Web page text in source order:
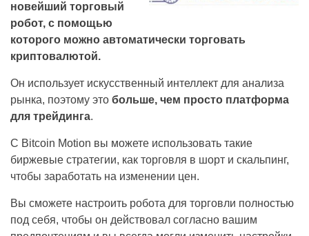
новейший торговый
робот, с помощью
которого можно автоматически торговать
криптовалютой.
Он использует искусственный интеллект для анализа
рынка, поэтому это больше, чем просто платформа
для трейдинга.
С Bitcoin Motion вы можете использовать такие
биржевые стратегии, как торговля в шорт и скальпинг,
чтобы заработать на изменении цен.
Вы сможете настроить робота для торговли полностью
под себя, чтобы он действовал согласно вашим